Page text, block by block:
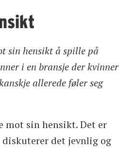
sin hensikt å spille på
i en bransje der kvinner
allerede føler seg
mot sin hensikt. Det er
det jevnlig og